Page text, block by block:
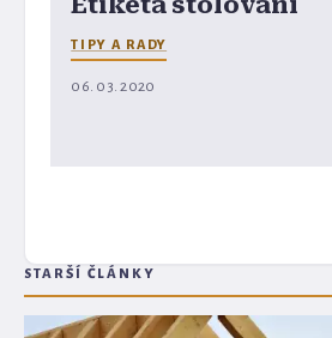
TIPY A RADY
06. 03. 2020
STARŠÍ ČLÁNKY